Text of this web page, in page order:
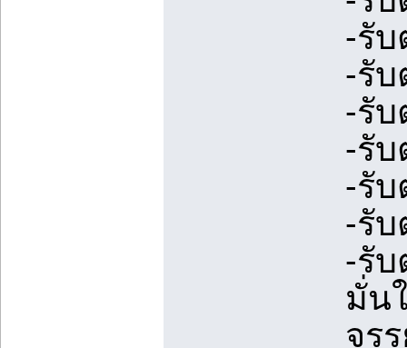
-รับ
-รั
-รั
-รับ
-รับ
-รั
-รับ
มั่น
จร